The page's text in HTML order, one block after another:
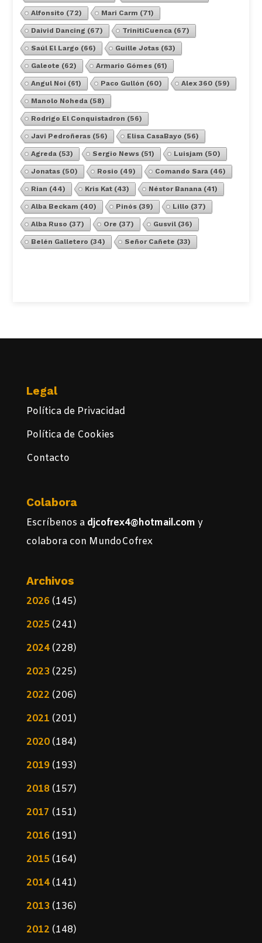
Alfonsito (72) Mari Carm (71)
Daivid Dancing (67) TrinitiCuenca(67)
Saúl El Largo (66) Guille Jotas(63)
Galeote (62) Armario Gómes(61)
Angul Noi (61) Paco Gullón (60) Alex 360 (59)
Manolo Noheda(58)
Rodrigo El Conquistadron (56)
Javi Pedroñeras(56) Elisa CasaBayo (56)
Agreda(53) Sergio News(51) Luisjam (50)
Jonatas(50) Rosio (49) Comando Sara(46)
Rian (44) Kris Kat(43) Néstor Banana(41)
Alba Beckam (40) Pinós(39) Lillo (37)
Alba Ruso (37) Ore (37) Gusvil(36)
Belén Galletero (34) Señor Cañete (33)
Legal
Política de Privacidad
Política de Cookies
Contacto
Colabora
Escríbenos a djcofrex4@hotmail.com y
colabora con MundoCofrex
Archivos
2026(145)
2025(241)
2024(228)
2023(225)
2022 (206)
2021 (201)
2020(184)
2019(193)
2018(157)
2017 (151)
2016(191)
2015(164)
2014(141)
2013(136)
2012 (148)